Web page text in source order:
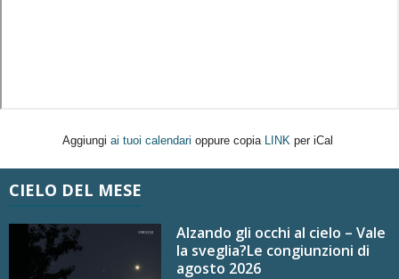
Aggiungi ai tuoi calendari oppure copia LINK per iCal
CIELO DEL MESE
Alzando gli occhi al cielo – Vale
la sveglia?Le congiunzioni di
agosto 2026